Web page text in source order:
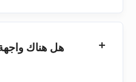
هل هناك